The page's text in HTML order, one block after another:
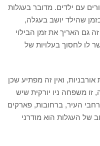
עם ילדים. מדובר בעגלות
שהילד יושב בעגלה,
גם האריך את זמן הבילוי
לו לחסוך בעלויות של
ואין זה מפתיע שכן
זו משפחה ניו יורקית שיש
העיר, ברחובות, פארקים
של העגלות הוא מודרני